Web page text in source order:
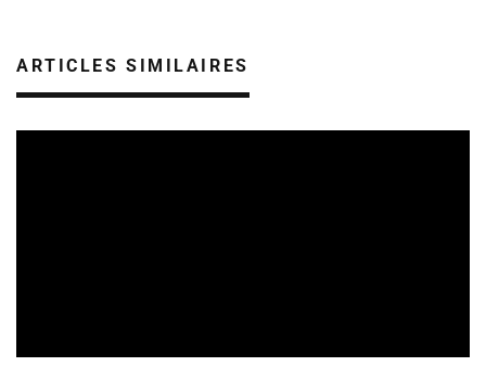
ARTICLES SIMILAIRES